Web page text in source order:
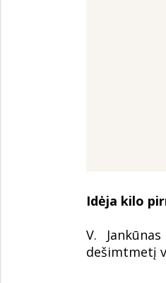
Idėja kilo
V.
dešimtmetį